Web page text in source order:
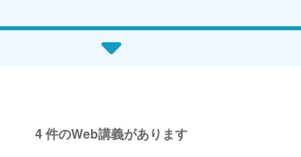
4 件のWeb講義があります